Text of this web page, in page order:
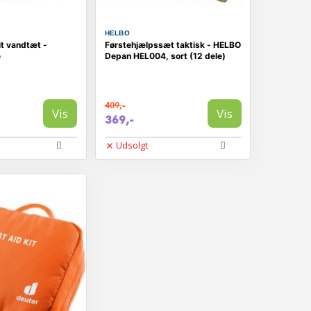
vandtæt -
Vis
HELBO
Førstehjælpssæt taktisk - HELBO
Depan HEL004, sort (12 dele)
409,-
369,- Vis
Udsolgt